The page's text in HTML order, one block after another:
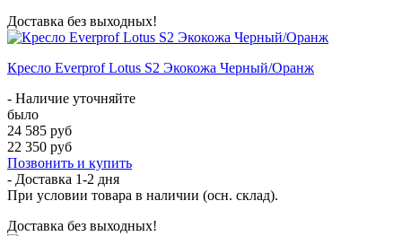
Доставка без выходных!
Кресло Everprof Lotus S2 Экокожа Черный/Оранж
- Наличие уточняйте
было
24 585 руб
22 350 руб
Позвонить и купить
- Доставка 1-2 дня
При условии товара в наличии (осн. склад).
Доставка без выходных!